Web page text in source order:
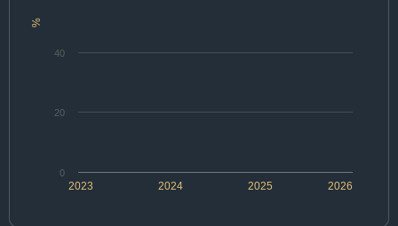
%
2024 2026
2023 2025
0
20
40